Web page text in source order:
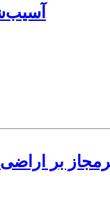
بر